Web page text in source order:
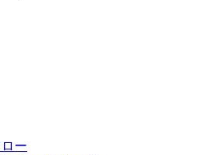
ー